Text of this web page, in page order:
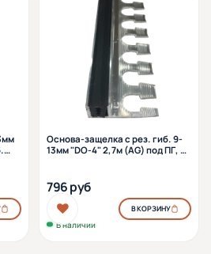
Основа-защелка с рез. гиб. 9-
13мм "DO-4" 2,7м (АG) под ПГ, Т-
В наличии
796 руб
В КОРЗИНУ